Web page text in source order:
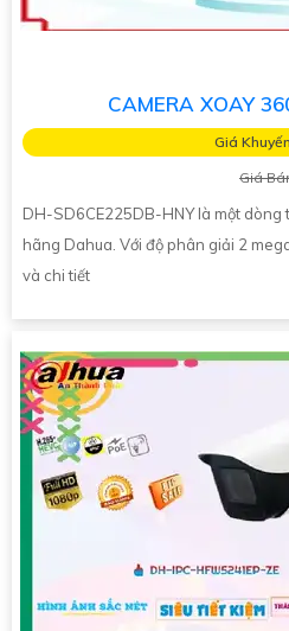
CAMERA XOAY
Giá
Giá
DH-SD6CE225DB-HNY là một
hãng Dahua. Với độ phân giải 2
và chi tiết